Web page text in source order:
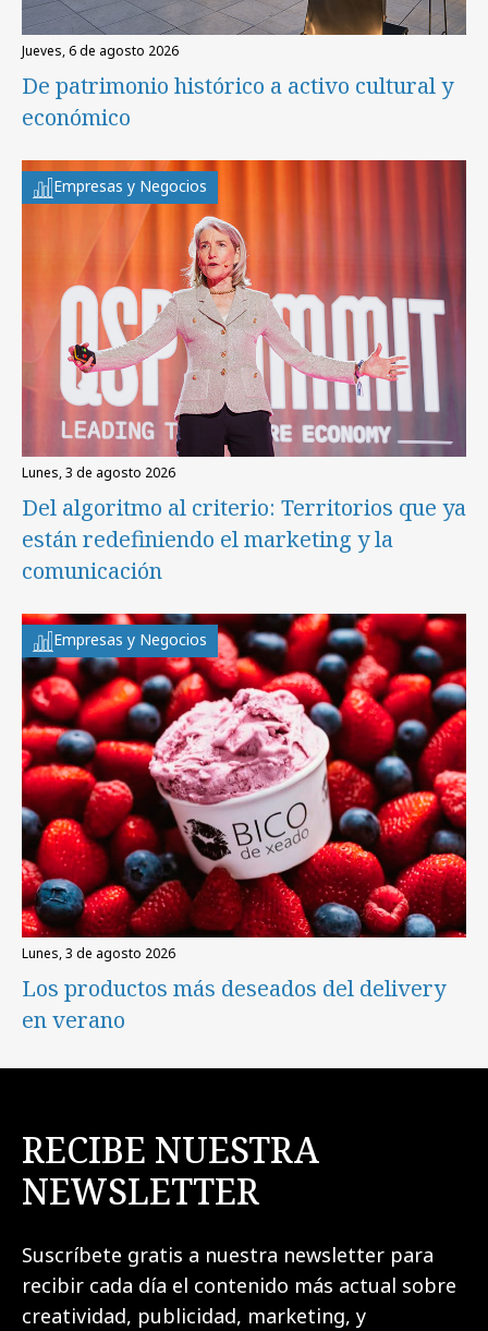
jueves, 6 de agosto 2026
De patrimonio histórico a activo cultural y
económico
Empresas y Negocios
lunes, 3 de agosto 2026
Del algoritmo al criterio: Territorios que ya
están redefiniendo el marketing y la
comunicación
Empresas y Negocios
lunes, 3 de agosto 2026
Los productos más deseados del delivery
en verano
RECIBE NUESTRA
NEWSLETTER
Suscríbete gratis a nuestra newsletter para
recibir cada día el contenido más actual sobre
creatividad, publicidad, marketing, y